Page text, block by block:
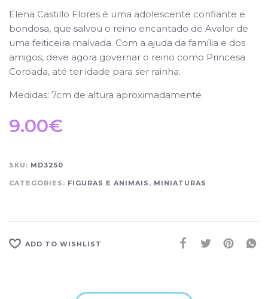
Elena Castillo Flores é uma adolescente confiante e
bondosa, que salvou o reino encantado de Avalor de
uma feiticeira malvada. Com a ajuda da família e dos
amigos, deve agora governar o reino como Princesa
Coroada, até ter idade para ser rainha.
Medidas: 7cm de altura aproximadamente
9.00€
SKU: MD3250
CATEGORIES: FIGURAS E ANIMAIS , MINIATURAS
ADD TO WISHLIST